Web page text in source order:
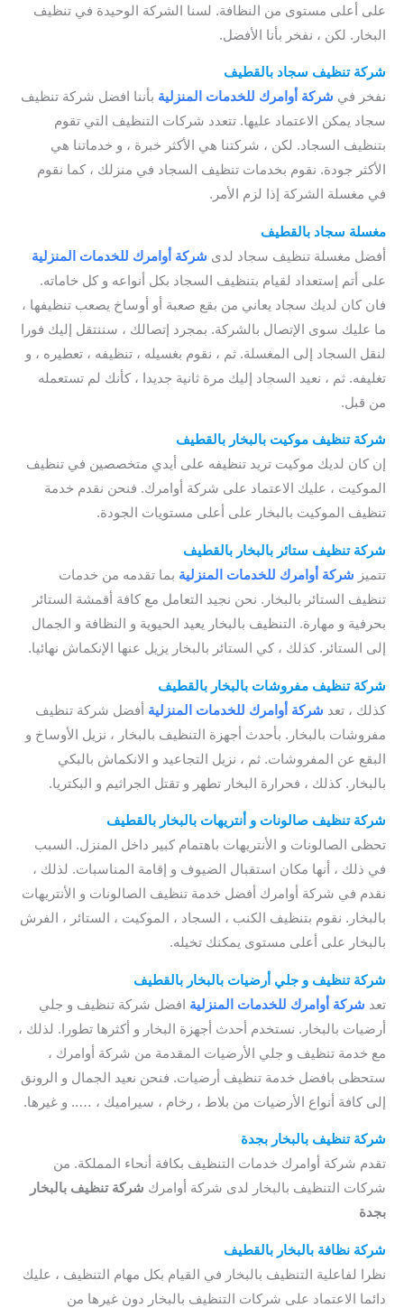
على أعلى مستوى من النظافة. لسنا الشركة الوحيدة في تنظيف
البخار. لكن ، نفخر بأنا الأفضل.
شركة تنظيف سجاد بالقطيف
نفخر في شركة أوامرك للخدمات المنزلية بأننا افضل شركة تنظيف
سجاد يمكن الاعتماد عليها. تتعدد شركات التنظيف التي تقوم
بتنظيف السجاد. لكن ، شركتنا هي الأكثر خبرة ، و خدماتنا هي
الأكثر جودة. نقوم بخدمات تنظيف السجاد في منزلك ، كما نقوم
في مغسلة الشركة إذا لزم الأمر.
مغسلة سجاد بالقطيف
أفضل مغسلة تنظيف سجاد لدى شركة أوامرك للخدمات
المنزلية
على أتم إستعداد لقيام بتنظيف السجاد بكل أنواعه و كل خاماته.
فان كان لديك سجاد يعاني من بقع صعبة أو أوساخ يصعب تنظيفها ،
ما عليك سوى الإتصال بالشركة. بمجرد إتصالك ، سننتقل إليك فورا
لنقل السجاد إلى المغسلة. ثم ، نقوم بغسيله ، تنظيفه ، تعطيره ، و
تغليفه. ثم ، نعيد السجاد إليك مرة ثانية جديدا ، كأنك لم تستعمله
من قبل.
شركة تنظيف موكيت بالبخار بالقطيف
إن كان لديك موكيت تريد تنظيفه على أيدي متخصصين في تنظيف
الموكيت ، عليك الاعتماد على شركة أوامرك. فنحن نقدم خدمة
تنظيف الموكيت بالبخار على أعلى مستويات الجودة.
شركة تنظيف ستائر بالبخار بالقطيف
تتميز شركة أوامرك للخدمات المنزلية بما تقدمه من خدمات
تنظيف الستائر بالبخار. نحن نجيد التعامل مع كافة أقمشة الستائر
بحرفية و مهارة. التنظيف بالبخار يعيد الحيوية و النظافة و الجمال
إلى الستائر. كذلك ، كي الستائر بالبخار يزيل عنها الإنكماش نهائيا.
شركة تنظيف مفروشات بالبخار بالقطيف
كذلك ، تعد شركة أوامرك للخدمات المنزلية أفضل شركة تنظيف
مفروشات بالبخار. بأحدث أجهزة التنظيف بالبخار ، نزيل الأوساخ و
البقع عن المفروشات. ثم ، نزيل التجاعيد و الانكماش بالبكي
بالبخار. كذلك ، فحرارة البخار تطهر و تقتل الجراثيم و البكتريا.
شركة تنظيف صالونات و أنتريهات بالبخار بالقطيف
تحظى الصالونات و الأنتريهات باهتمام كبير داخل المنزل. السبب
في ذلك ، أنها مكان استقبال الضيوف و إقامة المناسبات. لذلك ،
نقدم في شركة أوامرك أفضل خدمة تنظيف الصالونات و الأنتريهات
بالبخار. نقوم بتنظيف الكنب ، السجاد ، الموكيت ، الستائر ، الفرش
بالبخار على أعلى مستوى يمكنك تخيله.
شركة تنظيف و جلي أرضيات بالبخار بالقطيف
تعد شركة أوامرك للخدمات المنزلية افضل شركة تنظيف و جلي
أرضيات بالبخار. نستخدم أحدث أجهزة البخار و أكثرها تطورا. لذلك ،
مع خدمة تنظيف و جلي الأرضيات المقدمة من شركة أوامرك ،
ستحظى بافضل خدمة تنظيف أرضيات. فنحن نعيد الجمال و الرونق
إلى كافة أنواع الأرضيات من بلاط ، رخام ، سيراميك ، ….. و غيرها.
شركة تنظيف بالبخار بجدة
تقدم شركة أوامرك خدمات التنظيف بكافة أنحاء المملكة. من
شركات التنظيف بالبخار لدى شركة أوامرك شركة تنظيف بالبخار
بجدة
شركة نظافة بالبخار بالقطيف
نظرا لفاعلية التنظيف بالبخار في القيام بكل مهام التنظيف ، عليك
دائما الاعتماد على شركات التنظيف بالبخار دون غيرها من